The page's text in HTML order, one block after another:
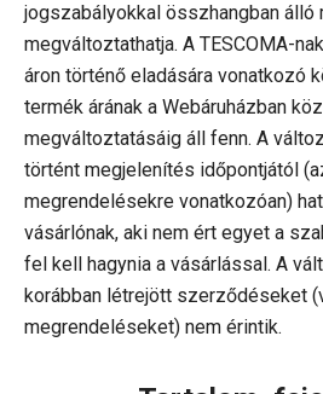
jogszabályokkal összhangban álló
megváltoztathatja. A TESCOMA-
áron történő eladására vonatkozó
termék árának a Webáruházban
megváltoztatásáig áll fenn. A
történt megjelenítés időpontjától
megrendelésekre vonatkozóan)
vásárlónak, aki nem ért egyet a
fel kell hagynia a vásárlással. A
korábban létrejött szerződéseket
megrendeléseket) nem érintik.